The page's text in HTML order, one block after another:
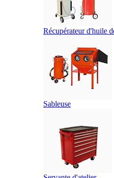
Récupérateur d'huile
Sableuse